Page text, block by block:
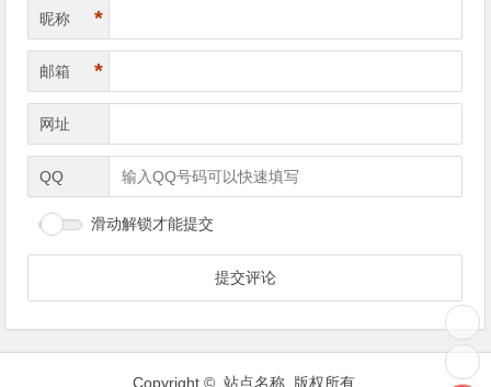
昵称 *
邮箱 *
网址
QQ
滑动解锁才能提交
Copyright © 站点名称 版权所有.